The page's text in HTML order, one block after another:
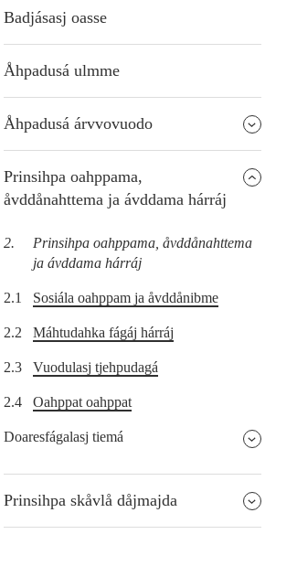
Badjásasj oasse
Åhpadusá ulmme
Åhpadusá árvvovuodo
Prinsihpa oahppama,
åvddånahttema ja ávddama hárráj
2.
Prinsihpa oahppama, åvddånahttema
ja ávddama hárráj
2.1 Sosiála oahppam ja åvddånibme
2.2 Máhtudahka fágáj hárráj
2.3 Vuodulasj tjehpudagá
2.4 Oahppat oahppat
Doaresfágalasj tiemá
Prinsihpa skåvlå dåjmajda